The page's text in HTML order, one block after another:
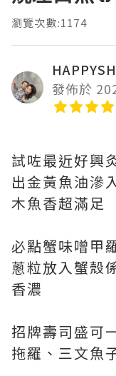
瀏覽次數:1174
發佈於
試咗最近好興
出金黃魚油滲
木魚香超滿足
必點蟹味噌甲
蔥粒放入蟹殼
香濃
招牌壽司盛可
拖羅、三文魚